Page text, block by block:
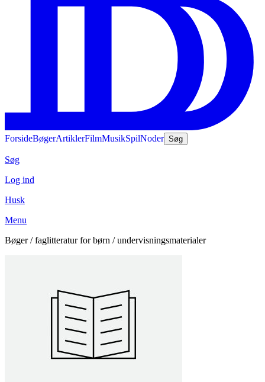
ForsideBøgerArtiklerFilmMusikSpilNoder Søg
Søg
Log ind
Husk
Menu
Bøger / faglitteratur for børn / undervisningsmaterialer